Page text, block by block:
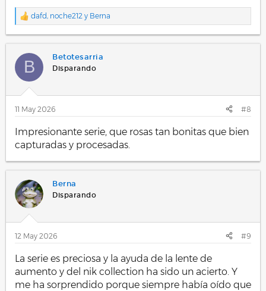
R
a
c
o
e
:
dafd , noche212 y Berna
B
Betotesarria
Disparando
11 May 2026 #8
Impresionante serie, que rosas tan bonitas que bien
capturadas y procesadas.
Berna
Disparando
12 May 2026 #9
La serie es preciosa y la ayuda de la lente de
aumento y del nik collection ha sido un acierto. Y
me ha sorprendido porque siempre había oído que